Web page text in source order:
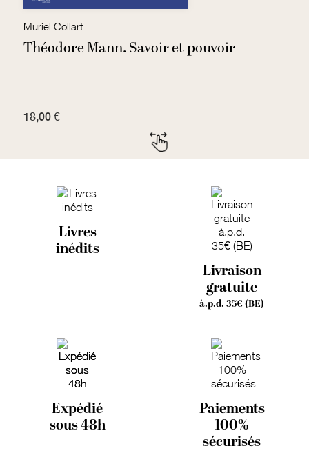
Muriel Collart
Théodore Mann. Savoir et pouvoir
18,00 €
Livres
inédits
Livraison
gratuite
à.p.d. 35€ (BE)
Expédié
sous 48h
Paiements
100%
sécurisés